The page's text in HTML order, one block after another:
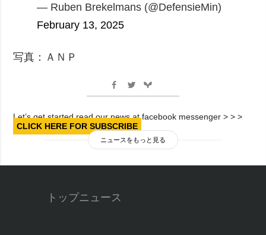
— Ruben Brekelmans (@DefensieMin)
February 13, 2025
写真：ＡＮＰ
Let’s get started read our news at facebook messenger > > >
CLICK HERE FOR SUBSCRIBE
ニュースをもっと見る
トップニュース